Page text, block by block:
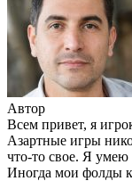
Автор
Всем привет, я
Азартные игры
что-то свое. Я умею
Иногда мои фолды